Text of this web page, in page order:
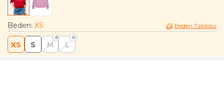
Beden: XS Beden Tablosu
XS S M L